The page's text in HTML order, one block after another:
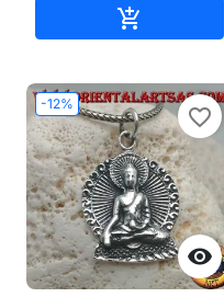

-12%

favorite_border